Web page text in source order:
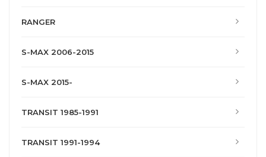
RANGER
S-MAX 2006-2015
S-MAX 2015-
TRANSIT 1985-1991
TRANSIT 1991-1994